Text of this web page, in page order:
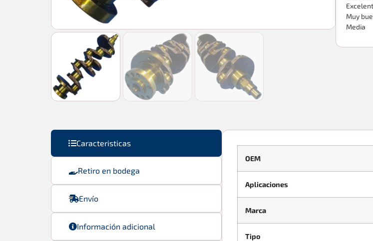
Muy
Media
Caracteristicas
Retiro en bodega
Envío
Información adicional
OEM
Aplicaciones
Marca
Tipo